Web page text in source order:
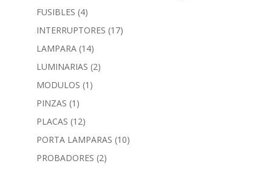
FUSIBLES (4)
INTERRUPTORES (17)
LAMPARA (14)
LUMINARIAS (2)
MODULOS (1)
PINZAS (1)
PLACAS (12)
PORTA LAMPARAS (10)
PROBADORES (2)